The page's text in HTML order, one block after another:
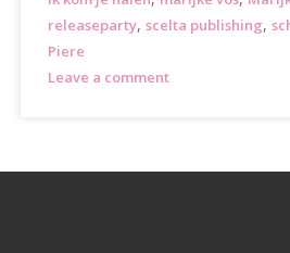
releaseparty,scelta publishing,
Piere
Leave a comment